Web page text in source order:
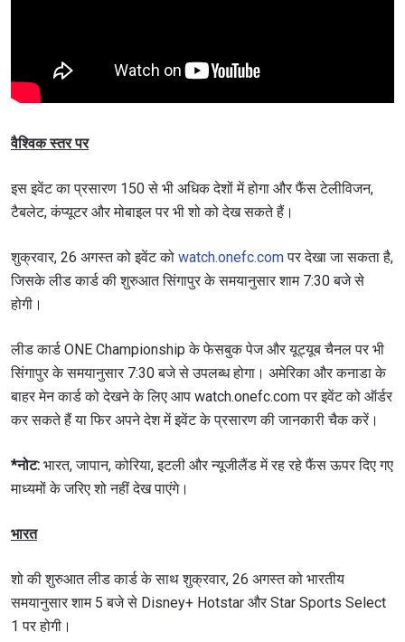
वैश्विक स्तर पर
इस इवेंट का प्रसारण 150 से भी अधिक देशों में होगा और फैंस टेलीविजन,
टैबलेट, कंप्यूटर और मोबाइल पर भी शो को देख सकते हैं।
शुक्रवार, 26 अगस्त को इवेंट को watch.onefc.comपर देखा जा सकता है,
जिसके लीड कार्ड की शुरुआत सिंगापुर के समयानुसार शाम 7:30 बजे से
होगी।
लीड कार्ड ONE Championship के फेसबुक पेज और यूट्यूब चैनल पर भी
सिंगापुर के समयानुसार 7:30 बजे से उपलब्ध होगा। अमेरिका और कनाडा के
बाहर मेन कार्ड को देखने के लिए आप watch.onefc.com पर इवेंट को ऑर्डर
कर सकते हैं या फिर अपने देश में इवेंट के प्रसारण की जानकारी चैक करें।
*नोट: भारत, जापान, कोरिया, इटली और न्यूजीलैंड में रह रहे फैंस ऊपर दिए गए
माध्यमों के जरिए शो नहीं देख पाएंगे।
भारत
शो की शुरुआत लीड कार्ड के साथ शुक्रवार, 26 अगस्त को भारतीय
समयानुसार शाम 5 बजे से Disney+ Hotstar और Star Sports Select
1 पर होगी।